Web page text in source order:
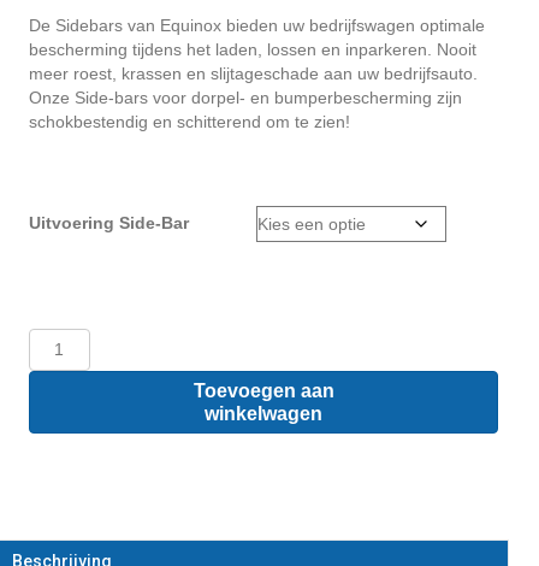
tot
€414,00
De Sidebars van Equinox bieden uw bedrijfswagen optimale
bescherming tijdens het laden, lossen en inparkeren. Nooit
meer roest, krassen en slijtageschade aan uw bedrijfsauto.
Onze Side-bars voor dorpel- en bumperbescherming zijn
schokbestendig en schitterend om te zien!
Uitvoering Side-Bar
Volkswagen
Caddy
Sidebars
Toevoegen aan
winkelwagen
Beschrijving